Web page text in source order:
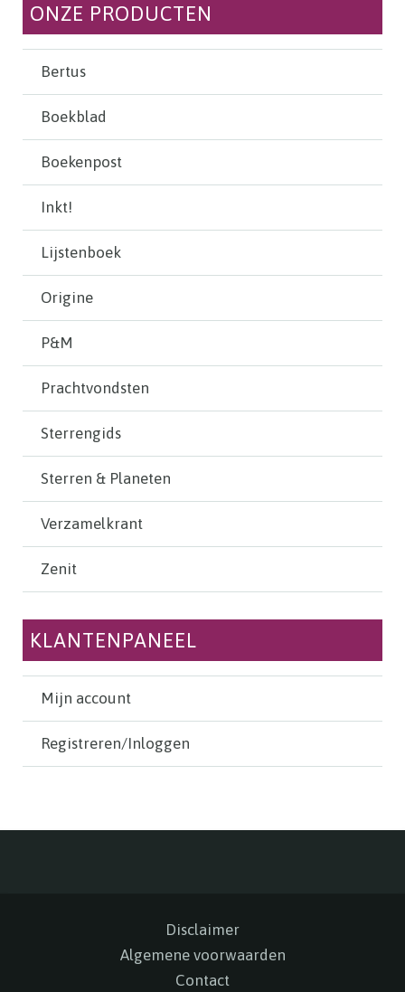
ONZE PRODUCTEN
Bertus
Boekblad
Boekenpost
Inkt!
Lijstenboek
Origine
P&M
Prachtvondsten
Sterrengids
Sterren & Planeten
Verzamelkrant
Zenit
KLANTENPANEEL
Mijn account
Registreren/Inloggen
Disclaimer
Algemene voorwaarden
Contact